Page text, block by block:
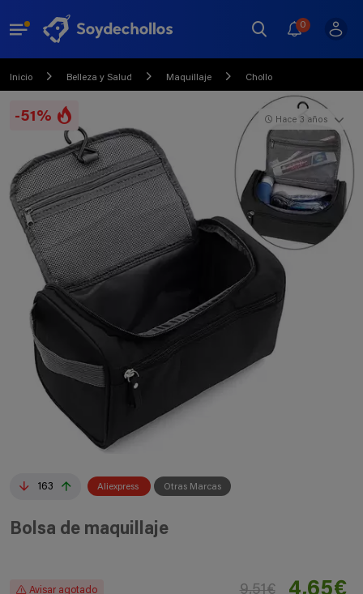
0
Inicio Belleza y Salud Maquillaje Chollo
-51%
163 Aliexpress Otras Marcas
Hace 3 años
Bolsa de maquillaje
Avisar agotado 9,51€